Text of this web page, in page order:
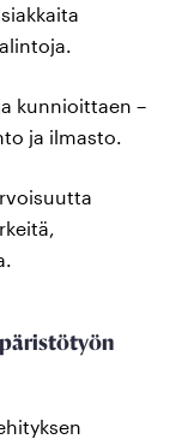
kunnioittaen –
ja ilmasto.